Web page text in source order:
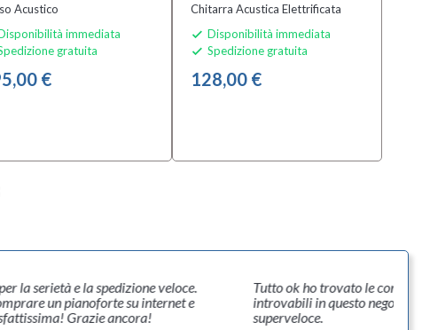
Acustico
immediata
gratuita
€
Chitarra Acustica Elettrificata
 Disponibilità immediata
 Spedizione gratuita
128,00 €
la serietà e la spedizione veloce.
un pianoforte su internet e
Grazie ancora!
Tutto ok ho trovato le corde
introvabili in questo negozio
superveloce.